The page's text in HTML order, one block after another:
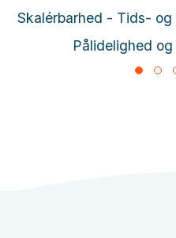
Skalérbarhed - Tids-
Pålidelighed